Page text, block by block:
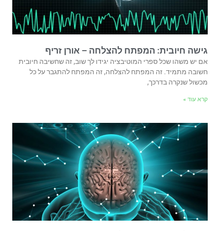
גישה חיובית: המפתח להצלחה – אורן זריף
אם יש משהו שכל ספרי המוטיבציה יגידו לך שוב, זה שחשיבה חיובית
חשובה מתמיד. זה המפתח להצלחה, זה המפתח להתגבר על כל
מכשול שנקרה בדרכך,
קרא עוד »